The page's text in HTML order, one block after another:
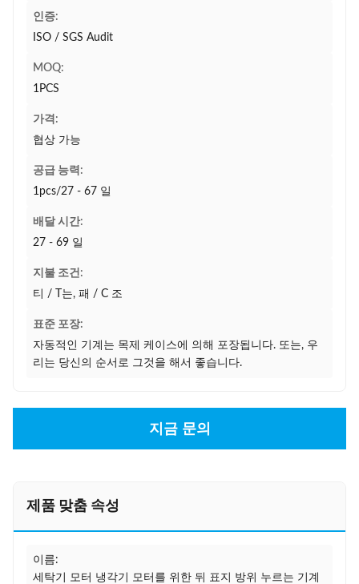
인증:
ISO / SGS Audit
MOQ:
1PCS
가격:
협상 가능
공급 능력:
1pcs/27 - 67 일
배달 시간:
27 - 69 일
지불 조건:
티 / T는, 패 / C 조
표준 포장:
자동적인 기계는 목제 케이스에 의해 포장됩니다. 또는, 우
리는 당신의 순서로 그것을 해서 좋습니다.
지금 문의
제품 맞춤 속성
이름:
세탁기 모터 냉각기 모터를 위한 뒤 표지 방위 누르는 기계